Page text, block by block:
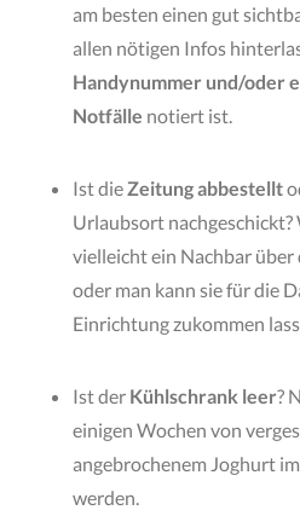
am besten einen gut
allen nötigen Infos
Handynummer und/oder
Notfälle notiert ist.
Ist dieZeitung abbestellt
Urlaubsort
vielleicht ein Nachbar
oder man kann sie für die
Einrichtung zukommen
Ist der Kühlschrank leer?
einigen Wochen von
angebrochenem Joghurt
werden.